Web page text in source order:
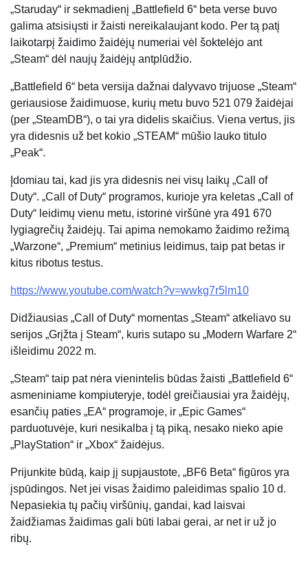
„Staruday“ ir sekmadienį „Battlefield 6“ beta verse buvo
galima atsisiųsti ir žaisti nereikalaujant kodo. Per tą patį
laikotarpį žaidimo žaidėjų numeriai vėl šoktelėjo ant
„Steam“ dėl naujų žaidėjų antplūdžio.
„Battlefield 6“ beta versija dažnai dalyvavo trijuose „Steam“
geriausiose žaidimuose, kurių metu buvo 521 079 žaidėjai
(per „SteamDB“), o tai yra didelis skaičius. Viena vertus, jis
yra didesnis už bet kokio „STEAM“ mūšio lauko titulo
„Peak“.
Įdomiau tai, kad jis yra didesnis nei visų laikų „Call of
Duty“. „Call of Duty“ programos, kurioje yra keletas „Call of
Duty“ leidimų vienu metu, istorinė viršūnė yra 491 670
lygiagrečių žaidėjų. Tai apima nemokamo žaidimo režimą
„Warzone“, „Premium“ metinius leidimus, taip pat betas ir
kitus ribotus testus.
https://www.youtube.com/watch?v=wwkg7r5lm10
Didžiausias „Call of Duty“ momentas „Steam“ atkeliavo su
serijos „Grįžta į Steam“, kuris sutapo su „Modern Warfare 2“
išleidimu 2022 m.
„Steam“ taip pat nėra vienintelis būdas žaisti „Battlefield 6“
asmeniniame kompiuteryje, todėl greičiausiai yra žaidėjų,
esančių paties „EA“ programoje, ir „Epic Games“
parduotuvėje, kuri nesikalba į tą piką, nesako nieko apie
„PlayStation“ ir „Xbox“ žaidėjus.
Prijunkite būdą, kaip jį supjaustote, „BF6 Beta“ figūros yra
įspūdingos. Net jei visas žaidimo paleidimas spalio 10 d.
Nepasiekia tų pačių viršūnių, gandai, kad laisvai
žaidžiamas žaidimas gali būti labai gerai, ar net ir už jo
ribų.